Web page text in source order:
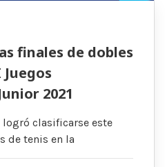
finales de dobles
2021
logró clasificarse este
de tenis en la